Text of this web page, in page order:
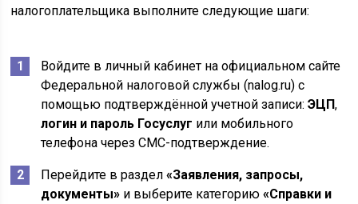
налогоплательщика выполните следующие шаги:
Войдите в личный кабинет на официальном сайте
Федеральной налоговой службы (nalog.ru) с
помощью подтверждённой учетной записи:ЭЦП,
логин и пароль Госуслуг или мобильного
телефона через СМС-подтверждение.
Перейдите в раздел«Заявления, запросы,
документы» и выберите категорию«Справки и